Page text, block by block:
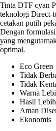
Tinta DTF cyan
teknologi Direct-
cetakan putih
Dengan
yang
optimal.
Eco Green
Tidak
Tidak
Warna
Hasil
Aman
Ekonomis